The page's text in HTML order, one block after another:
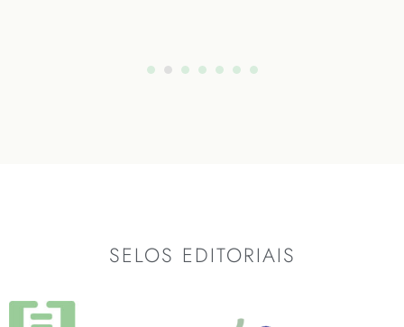
SELOS EDITORIAIS